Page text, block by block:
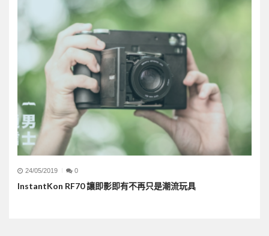
24/05/2019 0
InstantKon RF70 讓即影即有不再只是潮流玩具